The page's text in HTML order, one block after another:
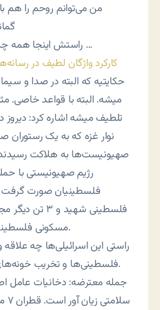
من می‌توانم روحم را هم
راستش اینجا همه چیز قابل معامله است …
کارکرد واژگان لطیف در
حکایتیه که البته در صدا و
میشه. البته با قواعد خاصی.
تلطیف میشه اشاره کرد: دیروز
صهیونیست‌ها به هلاکت رسیدند.
رژیم صهیونیستی با
فلسطینیان صورت گرفت
فلسطینی شهید
مسکونی فلسطینیان نیز تخریب گردید.
راستی این اسرائیلی‌ها چه
فلسطینی‌ها و تخریب خونه‌های مسکونی اونها دارنا.